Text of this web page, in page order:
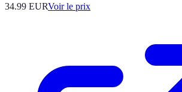
34.99 EURVoir le prix